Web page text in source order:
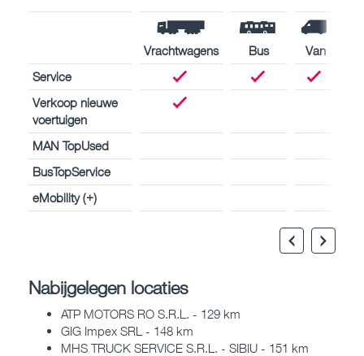
Vrachtwagens Bus
Van
Service
Verkoop nieuwe
voertuigen
MAN TopUsed
BusTopService
eMobility (+)
Nabijgelegen locaties
ATP MOTORS RO S.R.L. - 129 km
GIG Impex SRL - 148 km
MHS TRUCK SERVICE S.R.L. - SIBIU - 151 km